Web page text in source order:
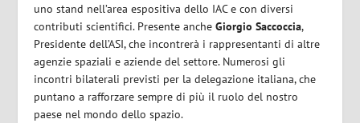
uno stand nell’area espositiva dello IAC e con diversi
contributi scientifici. Presente ancheGiorgio Saccoccia,
Presidente dell’ASI, che incontrerà i rappresentanti di altre
agenzie spaziali e aziende del settore. Numerosi gli
incontri bilaterali previsti per la delegazione italiana, che
puntano a rafforzare sempre di più il ruolo del nostro
paese nel mondo dello spazio.